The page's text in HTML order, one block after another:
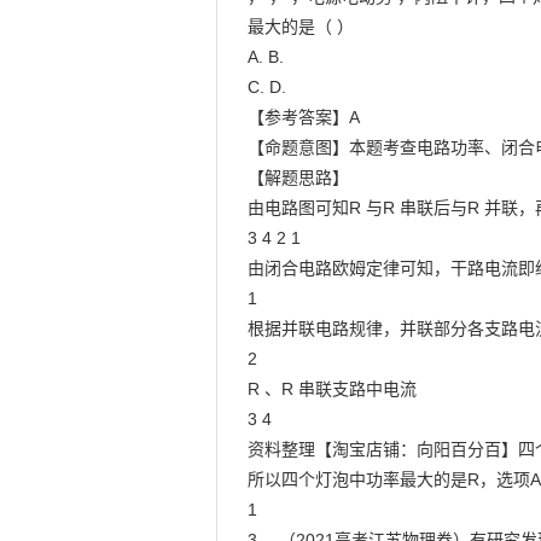
最大的是（ ）
A. B.
C. D.
【参考答案】A
【命题意图】本题考查电路功率、闭
【解题思路】
由电路图可知R 与R 串联后与R 并联
3 4 2 1
由闭合电路欧姆定律可知，干路电流
1
根据并联电路规律，并联部分各支路
2
R 、R 串联支路中电流
3 4
资料整理【淘宝店铺：向阳百分百】
所以四个灯泡中功率最大的是R，选项
1